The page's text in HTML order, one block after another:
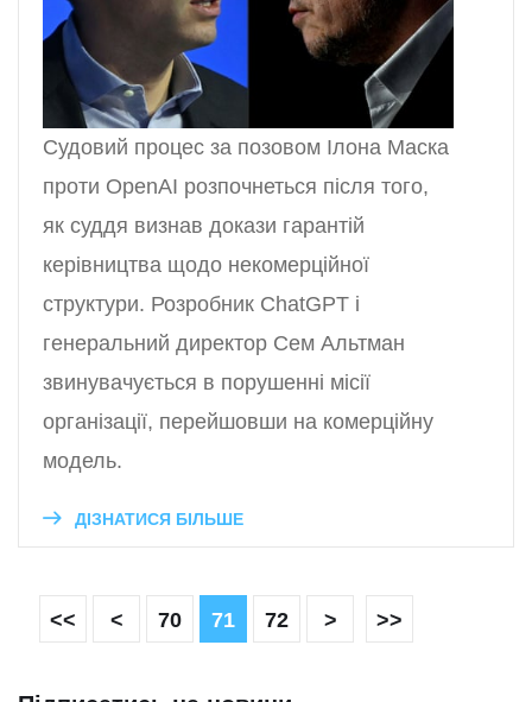
Судовий процес за позовом Ілона Маска
проти OpenAI розпочнеться після того,
як суддя визнав докази гарантій
керівництва щодо некомерційної
структури. Розробник ChatGPT і
генеральний директор Сем Альтман
звинувачується в порушенні місії
організації, перейшовши на комерційну
модель.
ДІЗНАТИСЯ БІЛЬШЕ
<< < 70 71 72 > >>